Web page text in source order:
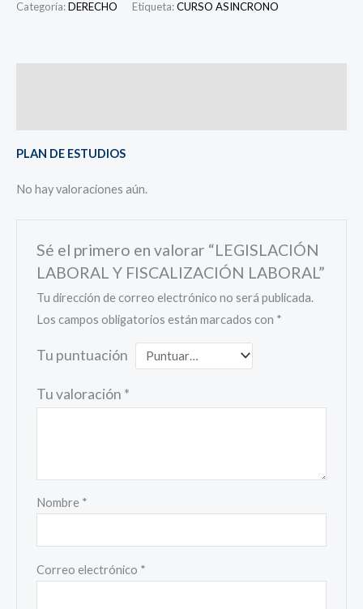
Categoría:DERECHO Etiqueta:CURSO ASINCRONO
PLAN DE ESTUDIOS
No hay valoraciones aún.
Sé el primero en valorar “LEGISLACIÓN
LABORAL Y FISCALIZACIÓN LABORAL”
Tu dirección de correo electrónico no será publicada.
Los campos obligatorios están marcados con *
Tu puntuación
Tu valoración *
Nombre *
Correo electrónico *